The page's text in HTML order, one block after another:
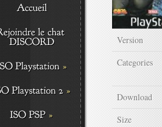
Version
Categories
Download
Size